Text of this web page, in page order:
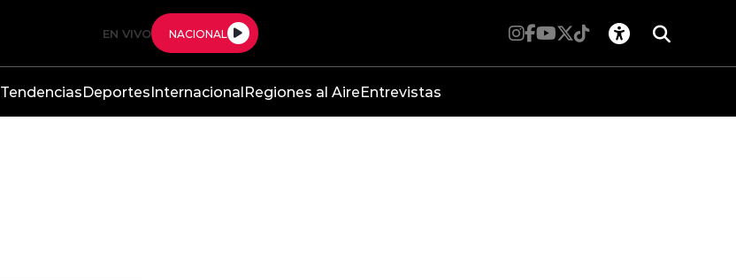
EN VIVO NACIONAL
TendenciasDeportesInternacionalRegiones al AireEntrevistas